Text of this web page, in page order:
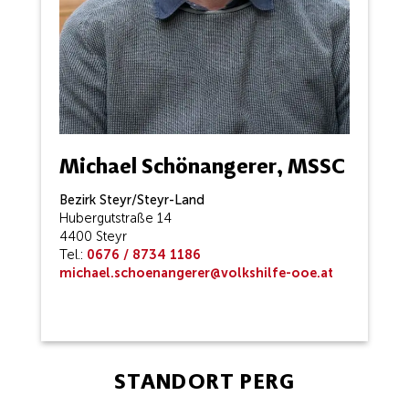
Michael Schönangerer, MSSC
Bezirk Steyr/Steyr-Land
Hubergutstraße 14
4400 Steyr
Tel.: 0676 / 8734 1186
michael.schoenangerer@volkshilfe-ooe.at
STANDORT PERG